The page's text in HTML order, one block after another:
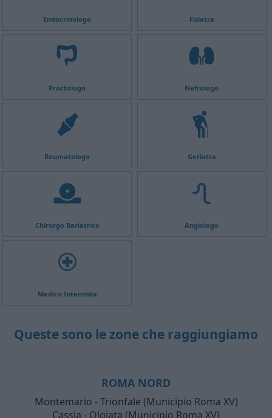
Endocrinologo Fisiatra
Proctologo Nefrologo
Reumatologo Geriatra
Chirurgo Bariatrico Angiologo
Medico Internista
Queste sono le zone che raggiungiamo
ROMA NORD
Montemario - Trionfale (Municipio Roma XV)
Cassia - Olgiata (Municipio Roma XV)